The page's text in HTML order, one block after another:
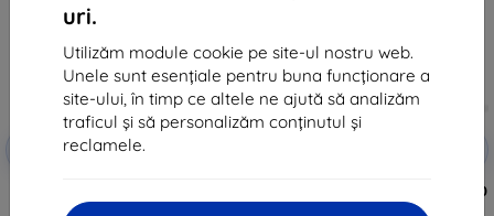
uri.
Utilizăm module cookie pe site-ul nostru web.
Unele sunt esențiale pentru buna funcționare a
site-ului, în timp ce altele ne ajută să analizăm
traficul și să personalizăm conținutul și
reclamele.
Reducere
cu cupon
50 (față) protecție lentile
3MK ARC+ folie Motorola Razr 50
(față) folie fullscreen